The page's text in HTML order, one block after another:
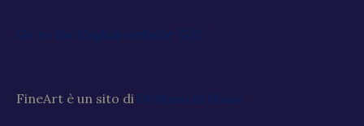
Go to the English website 🇬🇧
FineArt è un sito di Di Mano in Mano